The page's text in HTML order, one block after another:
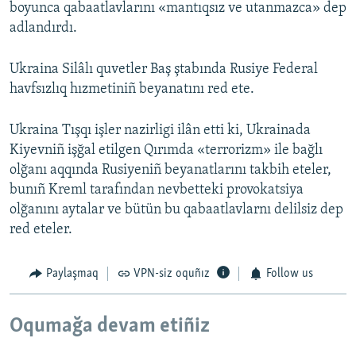
boyunca qabaatlavlarını «mantıqsız ve utanmazca» dep
adlandırdı.
Ukraina Silâlı quvetler Baş ştabında Rusiye Federal
havfsızlıq hızmetiniñ beyanatını red ete.
Ukraina Tışqı işler nazirligi ilân etti ki, Ukrainada
Kiyevniñ işğal etilgen Qırımda «terrorizm» ile bağlı
olğanı aqqında Rusiyeniñ beyanatlarını takbih eteler,
bunıñ Kreml tarafından nevbetteki provokatsiya
olğanını aytalar ve bütün bu qabaatlavlarnı delilsiz dep
red eteler.
Paylaşmaq VPN-siz oquñız Follow us
Oqumağa devam etiñiz